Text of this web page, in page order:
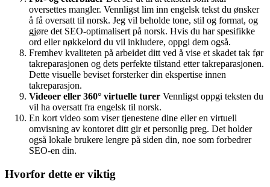
oversettes mangler. Vennligst lim inn engelsk tekst du ønsker
å få oversatt til norsk. Jeg vil beholde tone, stil og format, og
gjøre det SEO-optimalisert på norsk. Hvis du har spesifikke
ord eller nøkkelord du vil inkludere, oppgi dem også.
Fremhev kvaliteten på arbeidet ditt ved å vise et skadet tak før
takreparasjonen og dets perfekte tilstand etter takreparasjonen.
Dette visuelle beviset forsterker din ekspertise innen
takreparasjon.
Videoer eller 360° virtuelle turer Vennligst oppgi teksten du
vil ha oversatt fra engelsk til norsk.
En kort video som viser tjenestene dine eller en virtuell
omvisning av kontoret ditt gir et personlig preg. Det holder
også lokale brukere lengre på siden din, noe som forbedrer
SEO-en din.
Hvorfor dette er viktig